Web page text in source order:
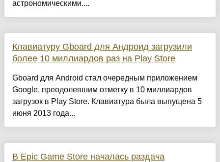
астрономическими....
Клавиатуру Gboard для Андроид загрузили
более 10 миллиардов раз на Play Store
Gboard для Android стал очередным приложением
Google, преодолевшим отметку в 10 миллиардов
загрузок в Play Store. Клавиатура была выпущена 5
июня 2013 года...
В Epic Game Store началась раздача